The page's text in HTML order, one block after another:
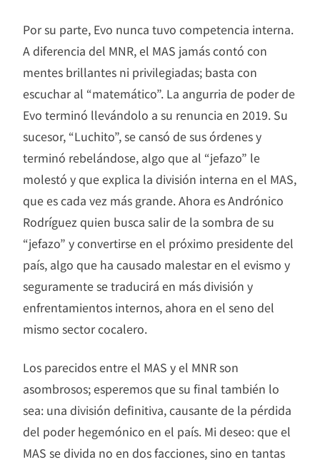
Por su parte, Evo nunca tuvo competencia interna.
A diferencia del MNR, el MAS jamás contó con
mentes brillantes ni privilegiadas; basta con
escuchar al “matemático”. La angurria de poder de
Evo terminó llevándolo a su renuncia en 2019. Su
sucesor, “Luchito”, se cansó de sus órdenes y
terminó rebelándose, algo que al “jefazo” le
molestó y que explica la división interna en el MAS,
que es cada vez más grande. Ahora es Andrónico
Rodríguez quien busca salir de la sombra de su
“jefazo” y convertirse en el próximo presidente del
país, algo que ha causado malestar en el evismo y
seguramente se traducirá en más división y
enfrentamientos internos, ahora en el seno del
mismo sector cocalero.
Los parecidos entre el MAS y el MNR son
asombrosos; esperemos que su final también lo
sea: una división definitiva, causante de la pérdida
del poder hegemónico en el país. Mi deseo: que el
MAS se divida no en dos facciones, sino en tantas